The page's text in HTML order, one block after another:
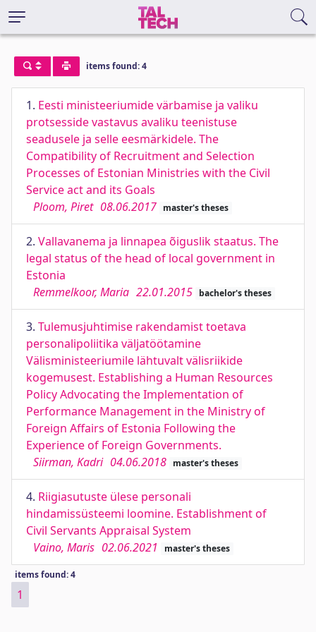
items found: 4
1. Eesti ministeeriumide värbamise ja valiku
protsesside vastavus avaliku teenistuse
seadusele ja selle eesmärkidele. The
Compatibility of Recruitment and Selection
Processes of Estonian Ministries with the Civil
Service act and its Goals
Ploom, Piret 08.06.2017 master's theses
2. Vallavanema ja linnapea õiguslik staatus. The
legal status of the head of local government in
Estonia
Remmelkoor, Maria 22.01.2015 bachelor's theses
3. Tulemusjuhtimise rakendamist toetava
personalipoliitika väljatöötamine
Välisministeeriumile lähtuvalt välisriikide
kogemusest. Establishing a Human Resources
Policy Advocating the Implementation of
Performance Management in the Ministry of
Foreign Affairs of Estonia Following the
Experience of Foreign Governments.
Siirman, Kadri 04.06.2018 master's theses
4. Riigiasutuste ülese personali
hindamissüsteemi loomine. Establishment of
Civil Servants Appraisal System
Vaino, Maris 02.06.2021 master's theses
items found: 4
1